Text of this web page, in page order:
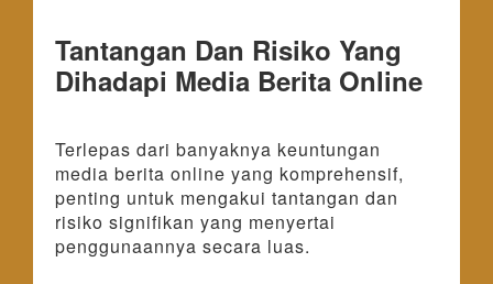
Tantangan Dan Risiko Yang
Dihadapi Media Berita Online
Terlepas dari banyaknya keuntungan
media berita online yang komprehensif,
penting untuk mengakui tantangan dan
risiko signifikan yang menyertai
penggunaannya secara luas.